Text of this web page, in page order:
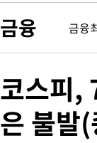
49분 전 >
파키스탄
1시간 전 >인천 앞바다
2시간 전 >트럼프, 이
-31709초 전 >[속보]
대
-30953초 전 >누그러
금융 금융
코스피,
은 불발